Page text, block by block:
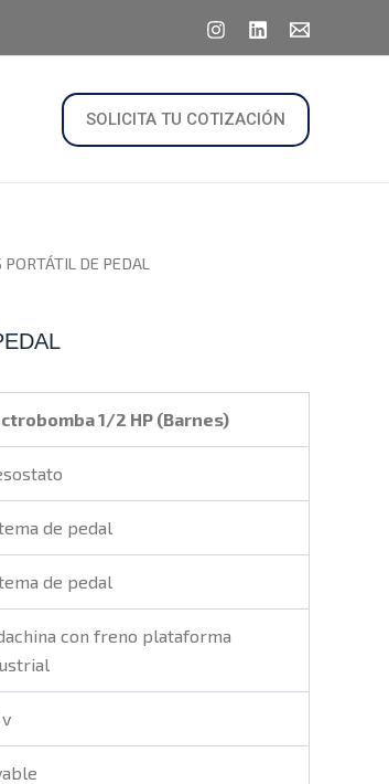
SOLICITA TU COTIZACIÓN
DE PEDAL
1/2 HP (Barnes)
de pedal
de pedal
con freno plataforma
v